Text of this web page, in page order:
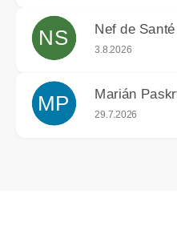
NS Nef de
Hodnotenie
3.8.2026
MP Marián
Hodnotenie
29.7.2026